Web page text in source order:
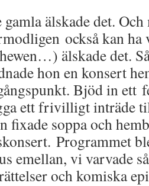
gamla älskade det.
också kan ha
älskade det.
hon en konsert
Bjöd in ett
ett frivilligt inträde
fixade soppa och
Programmet
emellan, vi varvade
och komiska